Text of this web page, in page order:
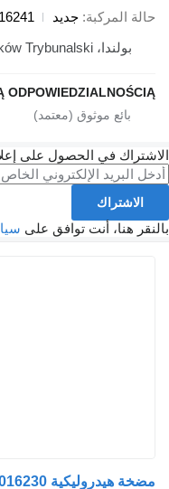
حالة المركبة جديد
بولندا، Piotrków Trybunalski
الاشتراك في الحصول على
الاشتراك
بالنقر هنا، أنت توافق على